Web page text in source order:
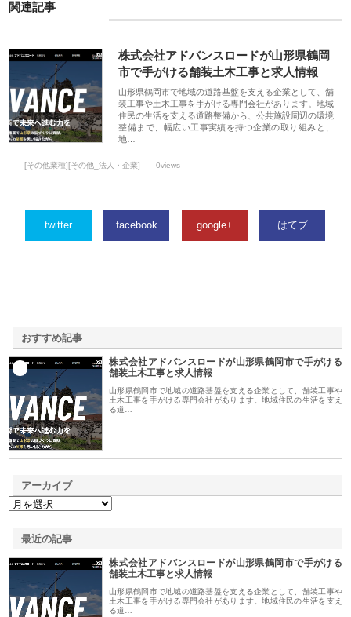
関連記事
株式会社アドバンスロードが山形県鶴岡
市で手がける舗装土木工事と求人情報
山形県鶴岡市で地域の道路基盤を支える企業として、舗
装工事や土木工事を手がける専門会社があります。地域
住民の生活を支える道路整備から、公共施設周辺の環境
整備まで、幅広い工事実績を持つ企業の取り組みと、
地…
[その他業種][その他_法人・企業] 0views
twitter facebook google+ はてブ
おすすめ記事
株式会社アドバンスロードが山形県鶴岡市で手がける
舗装土木工事と求人情報
山形県鶴岡市で地域の道路基盤を支える企業として、舗装工事や
土木工事を手がける専門会社があります。地域住民の生活を支え
る道…
アーカイブ
最近の記事
株式会社アドバンスロードが山形県鶴岡市で手がける
舗装土木工事と求人情報
山形県鶴岡市で地域の道路基盤を支える企業として、舗装工事や
土木工事を手がける専門会社があります。地域住民の生活を支え
る道…